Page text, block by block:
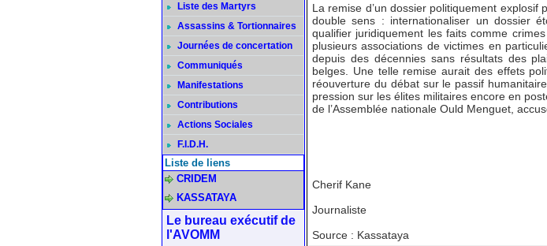
Liste des Martyrs
Assassins & Tortionnaires
Journées de concertation
Communiqués
Manifestations
Contributions
Actions Sociales
F.I.D.H.
Liste de liens
CRIDEM
KASSATAYA
Le bureau exécutif de
l'AVOMM
La remise d’un dossier politiquement
double sens : internationaliser un dossier
qualifier juridiquement les faits comme
plusieurs associations de victimes en
depuis des décennies sans résultats des
belges. Une telle remise aurait des effets
réouverture du débat sur le passif
pression sur les élites militaires encore en
de l’Assemblée nationale Ould Menguet,
Cherif Kane
Journaliste
Source : Kassataya